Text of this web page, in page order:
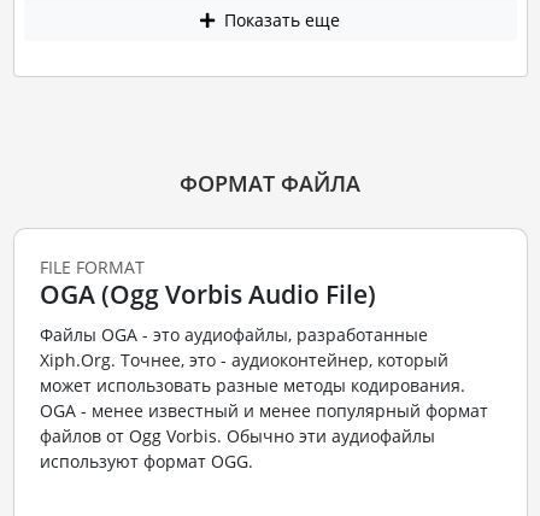
Показать еще
ФОРМАТ ФАЙЛА
FILE FORMAT
OGA (Ogg Vorbis Audio File)
Файлы OGA - это аудиофайлы, разработанные
Xiph.Org. Точнее, это - аудиоконтейнер, который
может использовать разные методы кодирования.
OGA - менее известный и менее популярный формат
файлов от Ogg Vorbis. Обычно эти аудиофайлы
используют формат OGG.